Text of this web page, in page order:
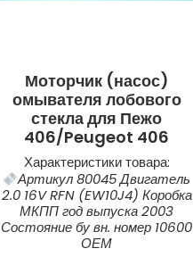
Моторчик (насос)
омывателя лобового
стекла для Пежо
406/Peugeot 406
Характеристики товара:
Артикул 80045 Двигатель
2.0 16V RFN (EW10J4) Коробка
МКПП год выпуска 2003
Состояние бу вн. номер 10600
ОЕМ